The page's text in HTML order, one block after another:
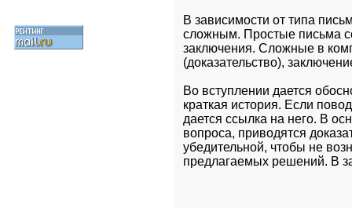
В зависимости от типа
сложным. Простые письма
заключения. Сложные в
(доказательство),
Во вступлении дается
краткая история. Если
дается ссылка на него. В
вопроса, приводятся
убедительной, чтобы не
предлагаемых решений. В